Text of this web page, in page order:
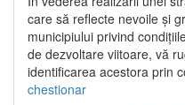
care să reflecte nevoile și
municipiului privind
de dezvoltare viitoare, vă
identificarea acestora prin
chestionar